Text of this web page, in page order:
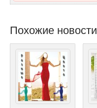
Похожие новости